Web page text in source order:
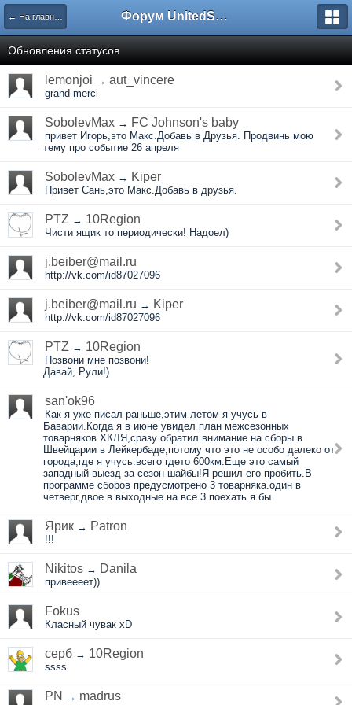
← На главную Форум UnitedSouth
Обновления статусов
lemonjoi → aut_vincere
grand merci
SobolevMax → FC Johnson's baby
привет Игорь,это Макс.Добавь в Друзья. Продвинь мою
тему про событие 26 апреля
SobolevMax → Kiper
Привет Сань,это Макс.Добавь в друзья.
PTZ → 10Region
Чисти ящик то периодически! Надоел)
j.beiber@mail.ru
http://vk.com/id87027096
j.beiber@mail.ru → Kiper
http://vk.com/id87027096
PTZ → 10Region
Позвони мне позвони!
Давай, Рули!)
san'ok96
Как я уже писал раньше,этим летом я учусь в
Баварии.Когда я в июне увидел план межсезонных
товарняков ХКЛЯ,сразу обратил внимание на сборы в
Швейцарии в Лейкербаде,потому что это не особо далеко от
города,где я учусь.всего гдето 600км.Еще это самый
западный выезд за сезон шайбы!Я решил его пробить.В
программе сборов предусмотрено 3 товарняка.один в
четверг,двое в выходные.на все 3 поехать я бы
Ярик → Patron
!!!
Nikitos → Danila
привеееет))
Fokus
Класный чувак xD
серб → 10Region
ssss
PN → madrus